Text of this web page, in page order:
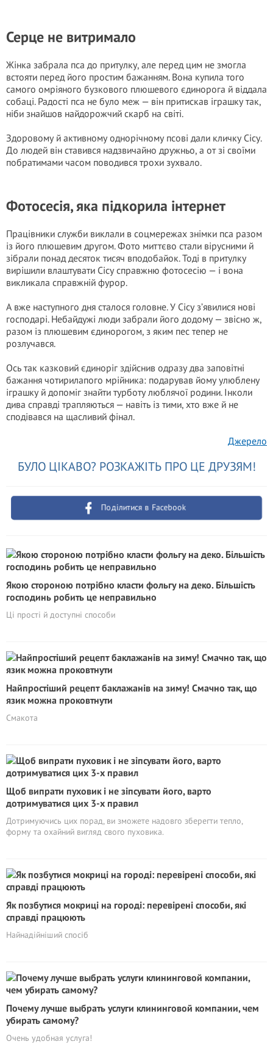
Серце не витримало
Жінка забрала пса до притулку, але перед цим не змогла
встояти перед його простим бажанням. Вона купила того
самого омріяного бузкового плюшевого єдинорога й віддала
собаці. Радості пса не було меж — він притискав іграшку так,
ніби знайшов найдорожчий скарб на світі.
Здоровому й активному однорічному псові дали кличку Сісу.
До людей він ставився надзвичайно дружньо, а от зі своїми
побратимами часом поводився трохи зухвало.
Фотосесія, яка підкорила інтернет
Працівники служби виклали в соцмережах знімки пса разом
із його плюшевим другом. Фото миттєво стали вірусними й
зібрали понад десяток тисяч вподобайок. Тоді в притулку
вирішили влаштувати Сісу справжню фотосесію — і вона
викликала справжній фурор.
А вже наступного дня сталося головне. У Сісу з’явилися нові
господарі. Небайдужі люди забрали його додому — звісно ж,
разом із плюшевим єдинорогом, з яким пес тепер не
розлучався.
Ось так казковий єдиноріг здійснив одразу два заповітні
бажання чотирилапого мрійника: подарував йому улюблену
іграшку й допоміг знайти турботу люблячої родини. Інколи
дива справді трапляються — навіть із тими, хто вже й не
сподівався на щасливий фінал.
Джерело
БУЛО ЦІКАВО? РОЗКАЖІТЬ ПРО ЦЕ ДРУЗЯМ!
Поділитися в Facebook
Якою стороною потрібно класти фольгу на деко. Більшість
господинь робить це неправильно
Ці прості й доступні способи
Найпростіший рецепт баклажанів на зиму! Смачно так, що
язик можна проковтнути
Смакота
Щоб випрати пуховик і не зіпсувати його, варто
дотримуватися цих 3-х правил
Дотримуючись цих порад, ви зможете надовго зберегти тепло,
форму та охайний вигляд свого пуховика.
Як позбутися мокриці на городі: перевірені способи, які
справді працюють
Найнадійніший спосіб
Почему лучше выбрать услуги клининговой компании, чем
убирать самому?
Очень удобная услуга!